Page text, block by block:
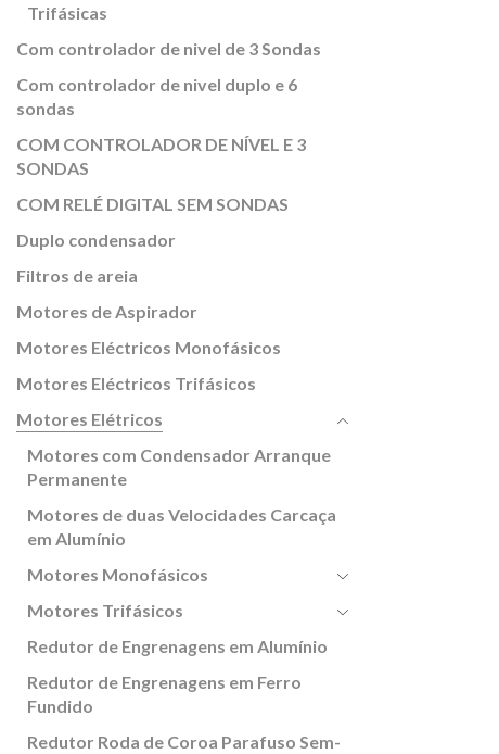
Trifásicas
Com controlador de nivel de 3 Sondas
Com controlador de nivel duplo e 6
sondas
COM CONTROLADOR DE NÍVEL E 3
SONDAS
COM RELÉ DIGITAL SEM SONDAS
Duplo condensador
Filtros de areia
Motores de Aspirador
Motores Eléctricos Monofásicos
Motores Eléctricos Trifásicos
Motores Elétricos
Motores com Condensador Arranque
Permanente
Motores de duas Velocidades Carcaça
em Alumínio
Motores Monofásicos
Motores Trifásicos
Redutor de Engrenagens em Alumínio
Redutor de Engrenagens em Ferro
Fundido
Redutor Roda de Coroa Parafuso Sem-